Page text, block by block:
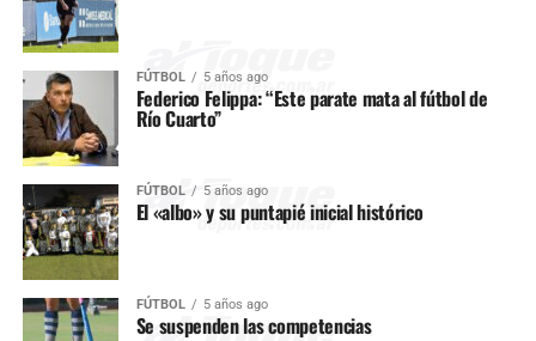
FÚTBOL 5 años ago
Federico Felippa: “Este parate mata al fútbol de
Río Cuarto”
FÚTBOL 5 años ago
El «albo» y su puntapié inicial histórico
FÚTBOL 5 años ago
Se suspenden las competencias